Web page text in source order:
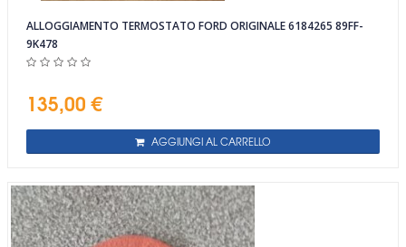
ALLOGGIAMENTO TERMOSTATO FORD ORIGINALE 6184265 89FF-
9K478
135,00 €
AGGIUNGI AL CARRELLO